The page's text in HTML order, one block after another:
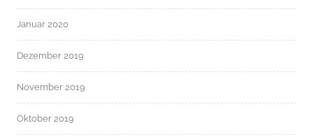
Januar 2020
Dezember 2019
November 2019
Oktober 2019